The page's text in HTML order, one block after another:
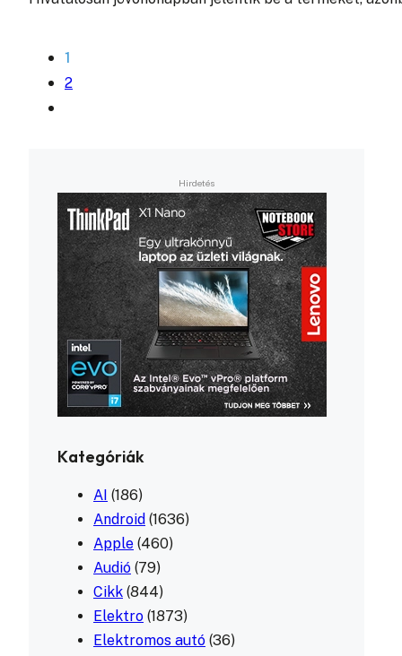
1
2
Kategóriák
AI (186)
Android (1636)
Apple (460)
Audió (79)
Cikk (844)
Elektro (1873)
Elektromos autó (36)